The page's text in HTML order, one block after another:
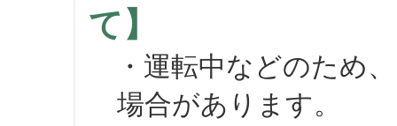
て】
・運転中などのため
場合があります。